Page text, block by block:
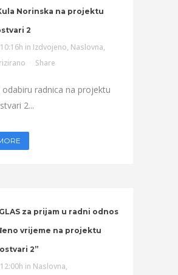
Norinska na projektu
2
in Izdvojeno, Naslovna,
Share
odabiru radnica na projektu
2...
za prijam u radni odnos
vrijeme na projektu
2”
in Naslovna,